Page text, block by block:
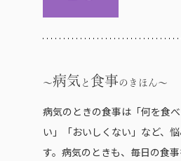
病気 と 食事のきほん
病気のときの食事は「何を食
い」「おいしくない」など、
す。病気のときも、毎日の食